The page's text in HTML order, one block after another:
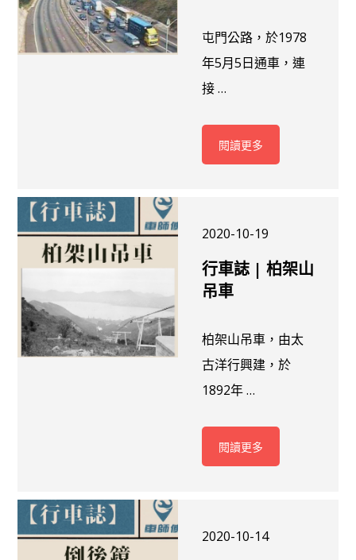
屯門公路，於1978
年5月5日通車，連
接 …
閱讀更多
2020-10-19
行車誌 | 柏架山
吊車
柏架山吊車，由太
古洋行興建，於
1892年 …
閱讀更多
2020-10-14